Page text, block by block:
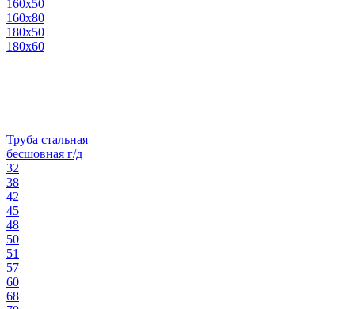
160х50
160х80
180х50
180х60
Труба стальная
бесшовная г/д
32
38
42
45
48
50
51
57
60
68